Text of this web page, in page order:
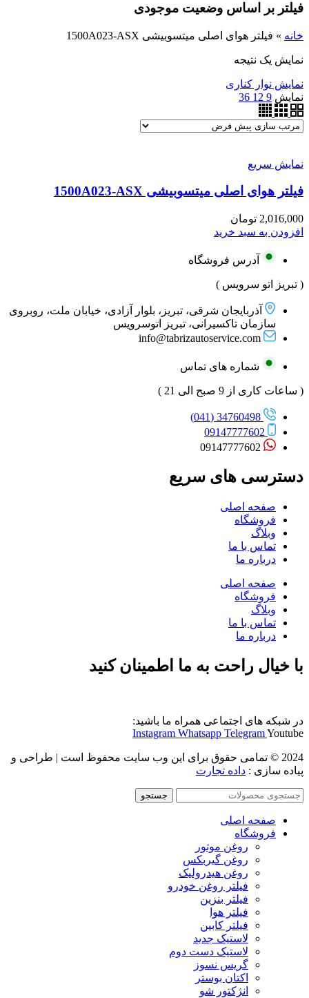
فیلتر بر اساس وضعیت موجودی
خانه » فیلتر هوای اصلی میتسوبیشی 1500A023-ASX
نمایش یک نتیجه
نمایش نوار کناری
نمایش 9
12
36
نمایش سریع
فیلتر هوای اصلی میتسوبیشی 1500A023-ASX
2,016,000 تومان
افزودن به سبد خرید
آدرس فروشگاه
( تبریز اتو سرویس )
آذربایجان شرقی، تبریز، بلوار آزادی، خیابان ملت، روبروی
سازمان تاکسیرانی، تبریز اتوسرویس
info@tabrizautoservice.com
شماره های تماس
( ساعات کاری از 9 صبح الی 21 )
34760498 (041)
09147777602
09147777602
دسترسی های سریع
صفحه اصلی
فروشگاه
وبلاگ
تماس با ما
درباره ما
صفحه اصلی
فروشگاه
وبلاگ
تماس با ما
درباره ما
با خیال راحت به ما اطمینان کنید
در شبکه های اجتماعی همراه ما باشید:
Instagram Whatsapp TelegramYoutube
2024 © تمامی حقوق برای این وب سایت محفوظ است | طراحی و
پیاده سازی : داده تجارت
جستجو
صفحه اصلی
فروشگاه
روغن موتور
روغن گیربکس
روغن هیدرولیک
فیلتر روغن خودرو
فیلتر بنزین
فیلتر هوا
فیلتر کابین
لاستیک جدید
لاستیک دست دوم
گریس نسوز
اکتان بوستر
انژکتور شو